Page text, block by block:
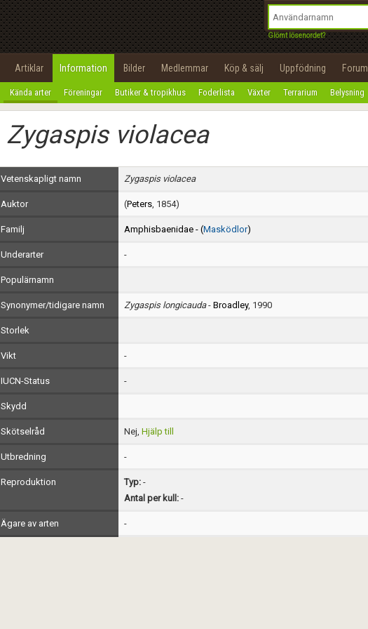
Glömt lösenordet?
Artiklar Information Bilder Medlemmar Köp & sälj Uppfödning Forum
Kända arter Föreningar Butiker & tropikhus Foderlista Växter Terrarium Belysning
Zygaspis violacea
Vetenskapligt namn Zygaspis violacea
Auktor (Peters, 1854)
Familj Amphisbaenidae - (Masködlor)
Underarter -
Populärnamn
Synonymer/tidigare namn Zygaspis longicauda- Broadley, 1990
Storlek
Vikt -
IUCN-Status -
Skydd
Skötselråd Nej, Hjälp till
Utbredning -
Reproduktion Typ:-
Antal per kull:-
Ägare av arten -
Utför
100%
OK
integritetspolicy
Namn:
Epost:
Användarnamn:
Lösenord:
Privacy Policy
Terms of Service
Begär nytt lösenord
Tillbaka till förstasidan